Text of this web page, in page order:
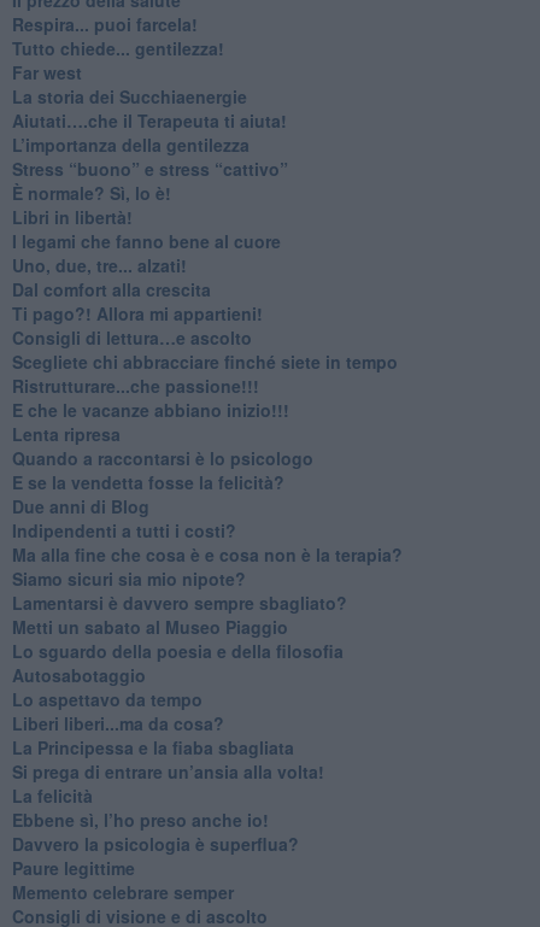
​Respira... puoi farcela!
​Tutto chiede... gentilezza!
​Far west
​La storia dei Succhiaenergie
​Aiutati….che il Terapeuta ti aiuta!
​L’importanza della gentilezza
​Stress “buono” e stress “cattivo”
​È normale? Sì, lo è!
​Libri in libertà!
​I legami che fanno bene al cuore
Uno, due, tre... alzati!​
​Dal comfort alla crescita
​Ti pago?! Allora mi appartieni!​
​Consigli di lettura…e ascolto
​Scegliete chi abbracciare finché siete in tempo
​Ristrutturare...che passione!!!
​E che le vacanze abbiano inizio!!!
​Lenta ripresa
​Quando a raccontarsi è lo psicologo
​E se la vendetta fosse la felicità?
​Due anni di Blog
​Indipendenti a tutti i costi?
​Ma alla fine che cosa è e cosa non è la terapia?
​Siamo sicuri sia mio nipote?
​Lamentarsi è davvero sempre sbagliato?
​Metti un sabato al Museo Piaggio
​Lo sguardo della poesia e della filosofia
Autosabotaggio
​Lo aspettavo da tempo
​Liberi liberi...ma da cosa?
​La Principessa e la fiaba sbagliata
Si prega di entrare un’ansia alla volta!
​La felicità
​Ebbene sì, l’ho preso anche io!
​Davvero la psicologia è superflua?
Paure legittime
​Memento celebrare semper
​Consigli di visione e di ascolto